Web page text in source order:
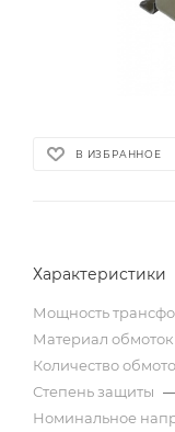
В ИЗБРАННОЕ
Характеристики
Мощность
Материал обмоток
Количество
Степень защиты
Номинальное